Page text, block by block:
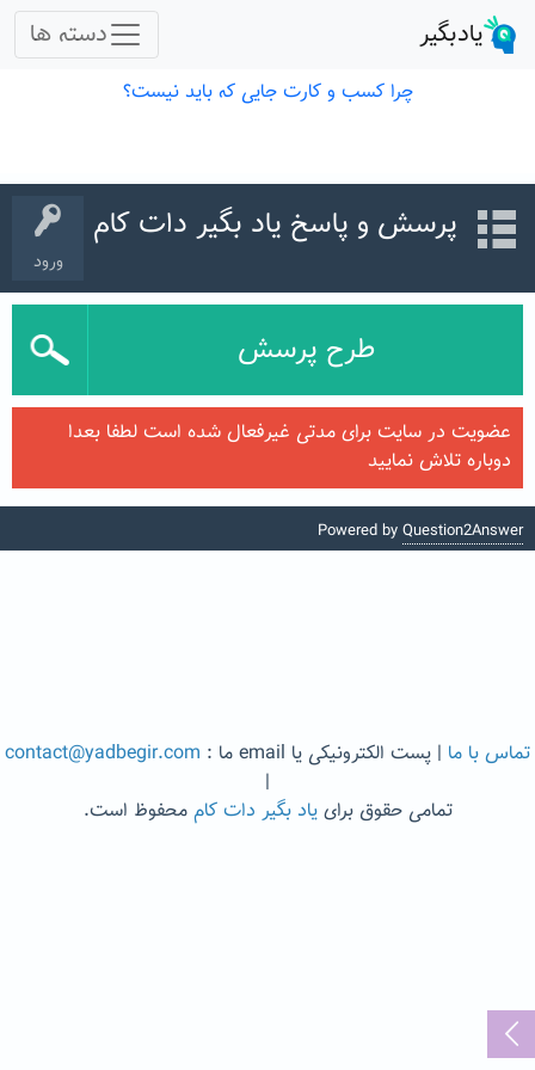
ورود
پرسش و پاسخ یاد بگیر دات کام
طرح پرسش
عضویت در سایت برای مدتی غیرفعال شده است لطفا بعدا
دوباره تلاش نمایید
Powered by Question2Answer
تماس با ما | پست الکترونیکی یا email ما :
contact@yadbegir.com
|
تمامی حقوق براییاد بگیر دات کام محفوظ است.